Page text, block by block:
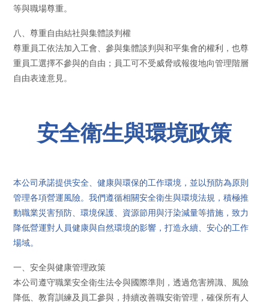
等與職場尊重。
八、尊重自由結社與集體談判權
尊重員工依法加入工會、參與集體談判與和平集會的權利，也尊
重員工選擇不參與的自由；員工可不受威脅或報復地向管理階層
自由表達意見。
安全衛生與環境政策
本公司承諾提供安全、健康與環保的工作環境，並以預防為原則
管理各項營運風險。我們遵循相關安全衛生與環境法規，積極推
動職業災害預防、環境保護、資源節用與汙染減量等措施，致力
降低營運對人員健康與自然環境的影響，打造永續、安心的工作
場域。
一、安全與健康管理政策
本公司遵守職業安全衛生法令與國際準則，透過危害辨識、風險
降低、教育訓練及員工參與，持續改善職安衛管理，確保所有人